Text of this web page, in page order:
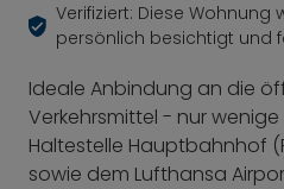
Verifiziert: Diese Wohnung
persönlich besichtigt und
Ideale Anbindung an die
Verkehrsmittel - nur
Haltestelle Hauptbahnhof
sowie dem Lufthansa